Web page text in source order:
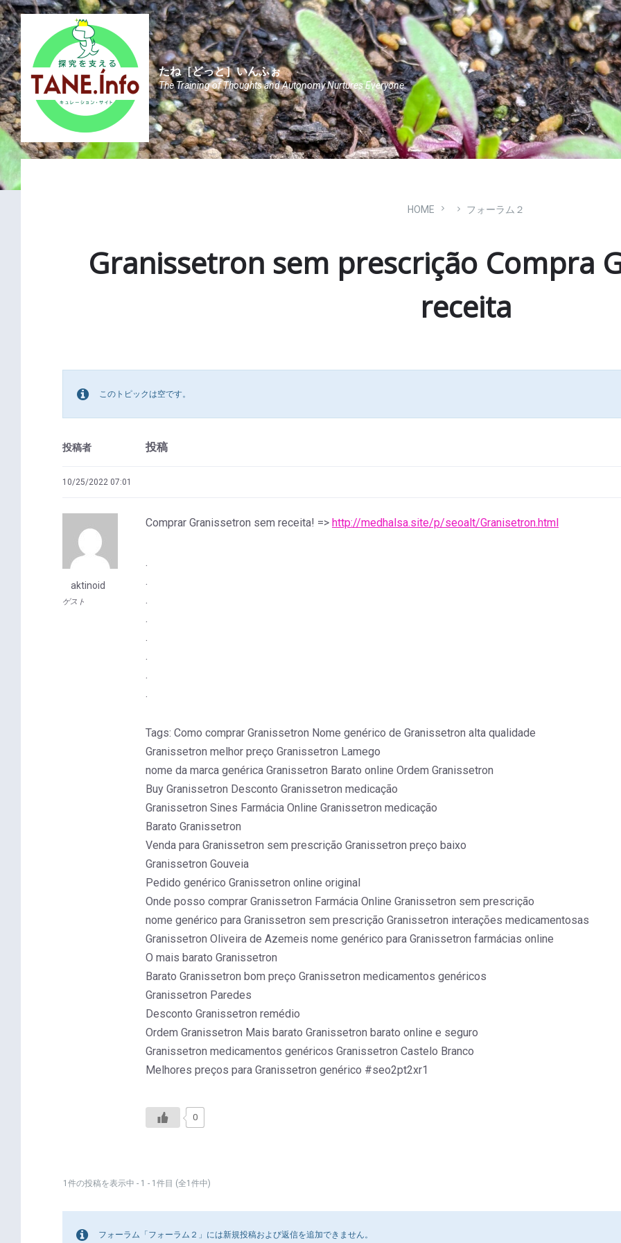
Skip
to
content
Skip
to
main
navigation
Skip
to
footer
たね［どっと］いんふぉ
The Training of Thoughts and Autonomy Nurtures Everyone.
HOME フォーラム２
Granissetron sem prescrição Compra
receita
このトピックは空です。
投稿者 投稿
10/25/2022 07:01
aktinoid
ゲスト
Comprar Granissetron sem receita! => http://medhalsa.site/p/seoalt/Granisetron.html
.
.
.
.
.
.
.
.
Tags: Como comprar Granissetron Nome genérico de Granissetron alta qualidade
Granissetron melhor preço Granissetron Lamego
nome da marca genérica Granissetron Barato online Ordem Granissetron
Buy Granissetron Desconto Granissetron medicação
Granissetron Sines Farmácia Online Granissetron medicação
Barato Granissetron
Venda para Granissetron sem prescrição Granissetron preço baixo
Granissetron Gouveia
Pedido genérico Granissetron online original
Onde posso comprar Granissetron Farmácia Online Granissetron sem prescrição
nome genérico para Granissetron sem prescrição Granissetron interações medicamentosas
Granissetron Oliveira de Azemeis nome genérico para Granissetron farmácias online
O mais barato Granissetron
Barato Granissetron bom preço Granissetron medicamentos genéricos
Granissetron Paredes
Desconto Granissetron remédio
Ordem Granissetron Mais barato Granissetron barato online e seguro
Granissetron medicamentos genéricos Granissetron Castelo Branco
Melhores preços para Granissetron genérico #seo2pt2xr1
0
1件の投稿を表示中 - 1 - 1件目 (全1件中)
フォーラム「フォーラム２」には新規投稿および返信を追加できません。